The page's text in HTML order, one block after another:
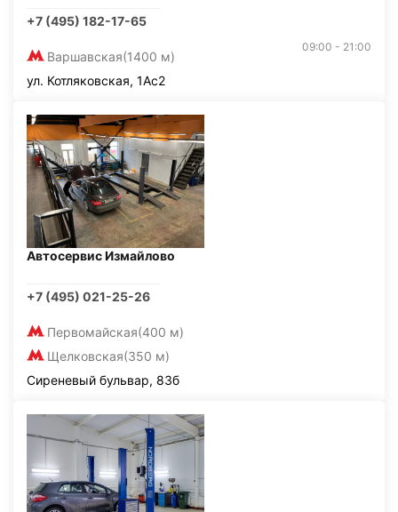
+7 (495) 182-17-65
Варшавская(1400 м)
09:00 - 21:00
ул. Котляковская, 1Ас2
Автосервис Измайлово
+7 (495) 021-25-26
Первомайская(400 м)
Щелковская(350 м)
Сиреневый бульвар, 83б